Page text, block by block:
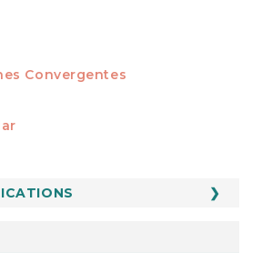
Convergentes